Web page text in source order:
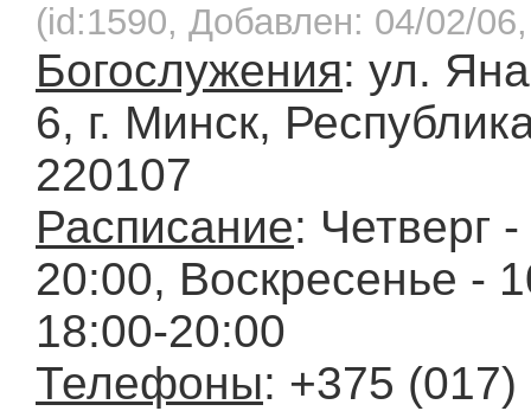
(id:1590, Добавлен: 04/02/
Богослужения: ул.
6, г. Минск,
220107
Расписание: Четверг
20:00, Воскресенье -
18:00-20:00
Телефоны: +375